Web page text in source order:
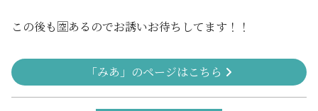
この後も🈳あるのでお誘いお待ちしてます！！
「みあ」のページはこちら